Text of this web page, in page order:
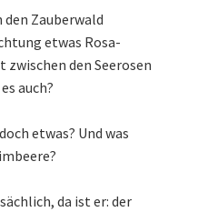
Zauberwald
etwas Rosa-
den Seerosen
auch?
etwas? Und was
da ist er: der